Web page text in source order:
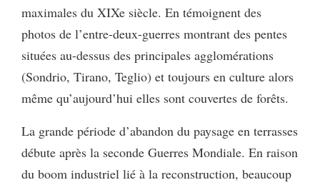
maximales du XIXe siècle. En témoignent des
photos de l’entre-deux-guerres montrant des pentes
situées au-dessus des principales agglomérations
(Sondrio, Tirano, Teglio) et toujours en culture alors
même qu’aujourd’hui elles sont couvertes de forêts.
La grande période d’abandon du paysage en terrasses
débute après la seconde Guerres Mondiale. En raison
du boom industriel lié à la reconstruction, beaucoup